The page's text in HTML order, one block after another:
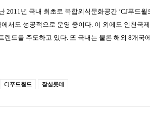
2011년 국내 최초로 복합외식문화공간 ‘CJ푸드월
서도 성공적으로 운영 중이다. 이 외에도 인천국
렌드를 주도하고 있다. 또 국내는 물론 해외 8개국
CJ푸드월드 잠실롯데